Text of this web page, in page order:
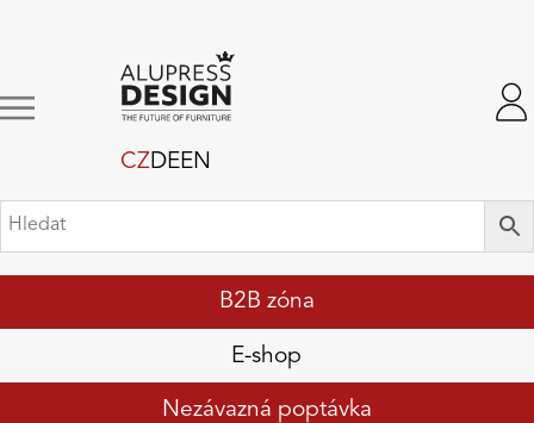
B2B zóna
E-shop
Nezávazná poptávka
CZDEEN